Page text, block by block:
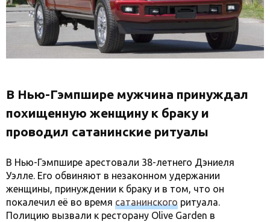
В Нью-Гэмпшире мужчина принуждал
похищенную женщину к браку и
проводил сатанинские ритуалы
В Нью-Гэмпшире арестовали 38-летнего Дэниеля
Уэлле. Его обвиняют в незаконном удержании
женщины, принуждении к браку и в том, что он
покалечил её во время сатанинского ритуала.
Полицию вызвали к ресторану Olive Garden в